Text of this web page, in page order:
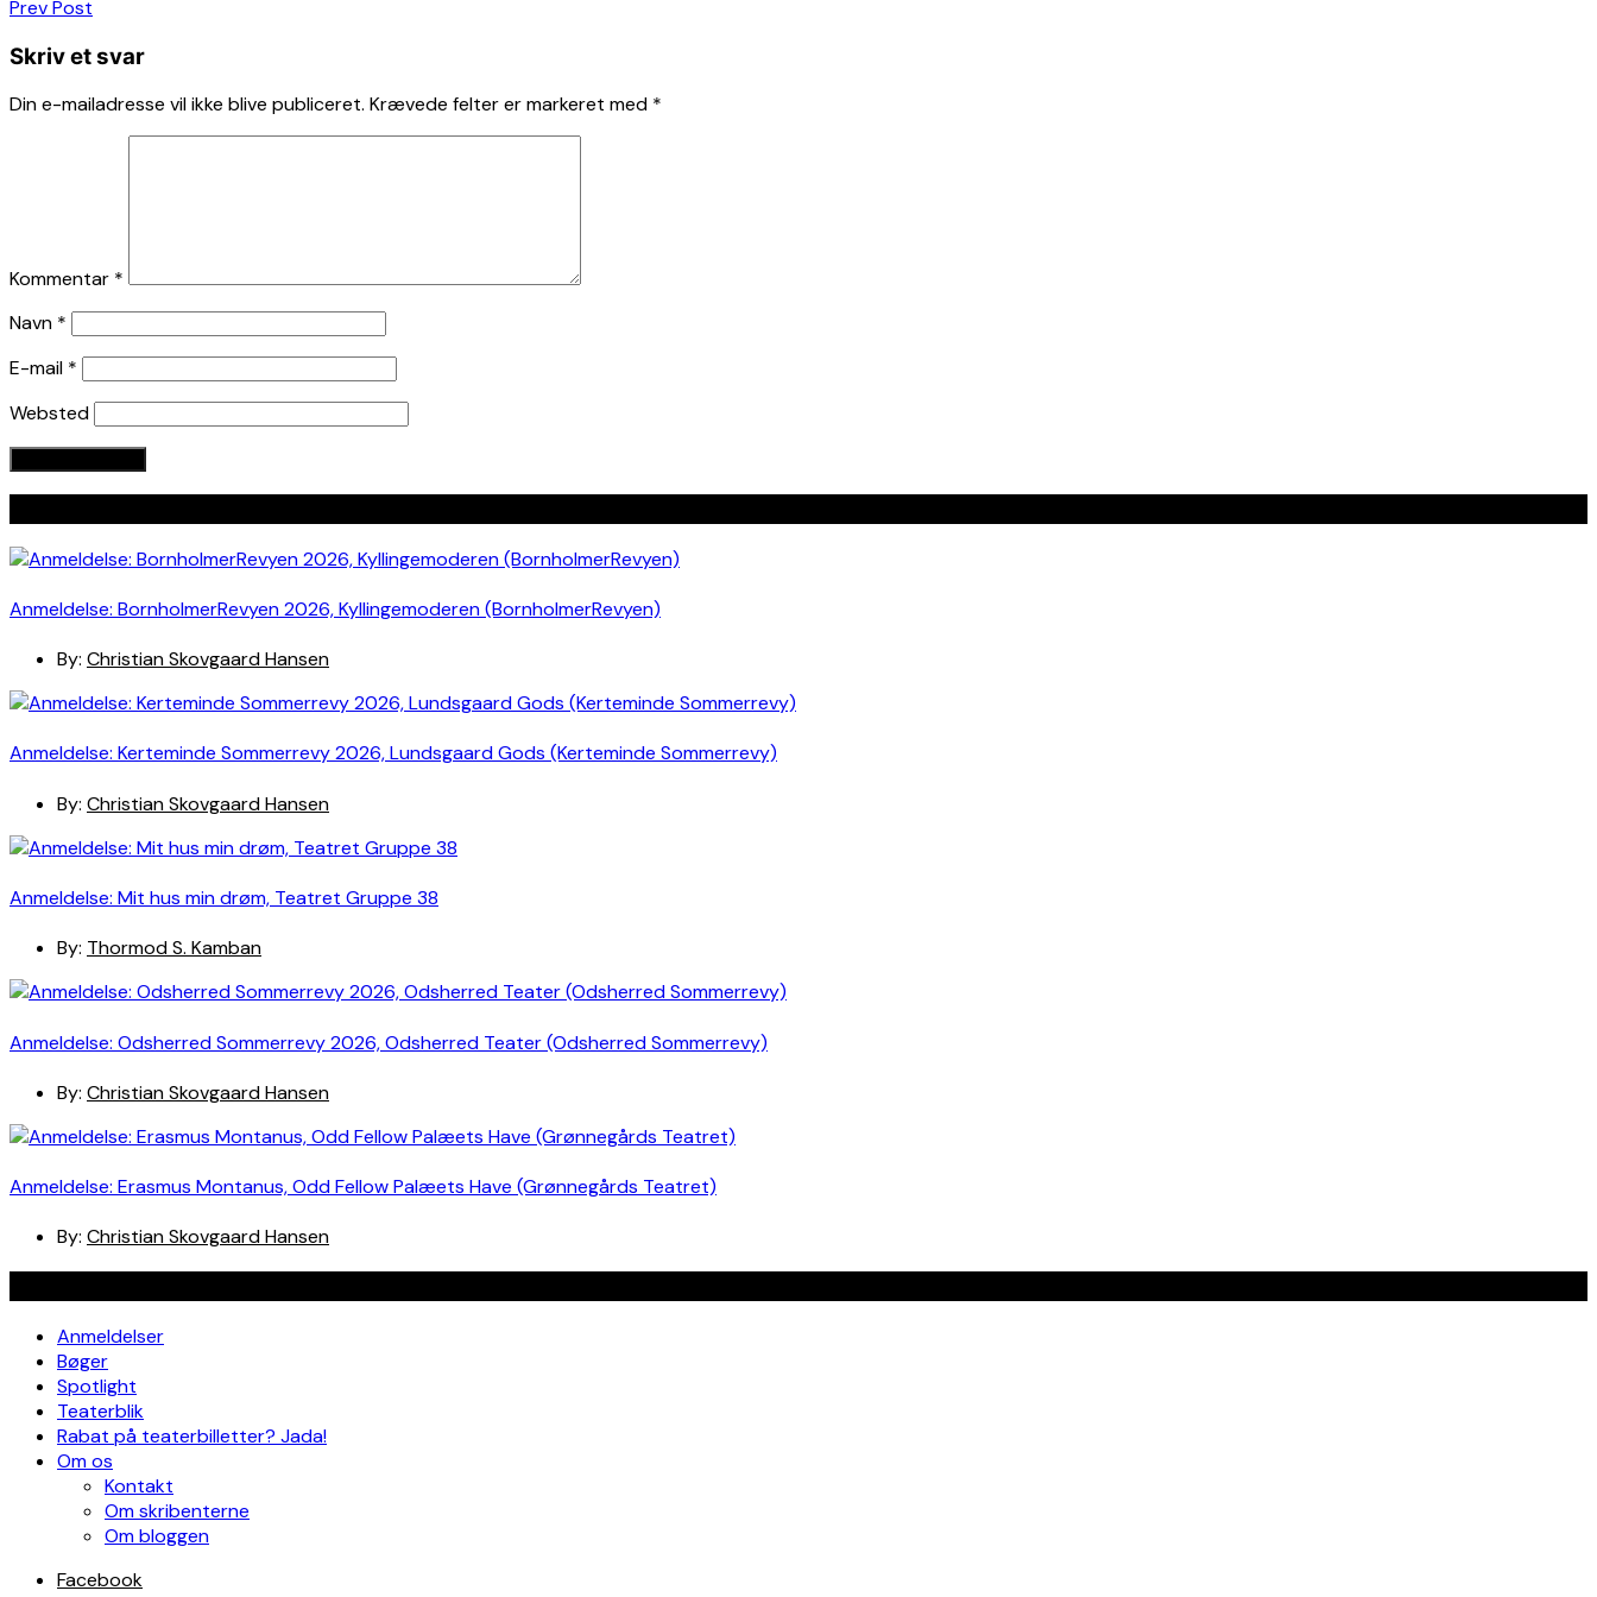
Indlægsnavigation
Prev Post
Skriv et svar
Din e-mailadresse vil ikke blive publiceret. Krævede felter er markeret med *
Kommentar *
Navn *
E-mail *
Websted
Anmeldelse: BornholmerRevyen 2026, Kyllingemoderen (BornholmerRevyen)
By: Christian Skovgaard Hansen
Anmeldelse: Kerteminde Sommerrevy 2026, Lundsgaard Gods (Kerteminde Sommerrevy)
By: Christian Skovgaard Hansen
Anmeldelse: Mit hus min drøm, Teatret Gruppe 38
By: Thormod S. Kamban
Anmeldelse: Odsherred Sommerrevy 2026, Odsherred Teater (Odsherred Sommerrevy)
By: Christian Skovgaard Hansen
Anmeldelse: Erasmus Montanus, Odd Fellow Palæets Have (Grønnegårds Teatret)
By: Christian Skovgaard Hansen
Anmeldelser
Bøger
Spotlight
Teaterblik
Rabat på teaterbilletter? Jada!
Om os
Kontakt
Om skribenterne
Om bloggen
Facebook